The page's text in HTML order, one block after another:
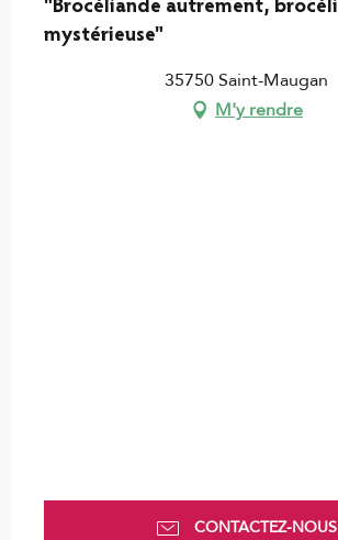
"Brocéliande autrement,
mystérieuse"
35750 Saint-Maugan
M'y rendre
CONTACTEZ-NOUS